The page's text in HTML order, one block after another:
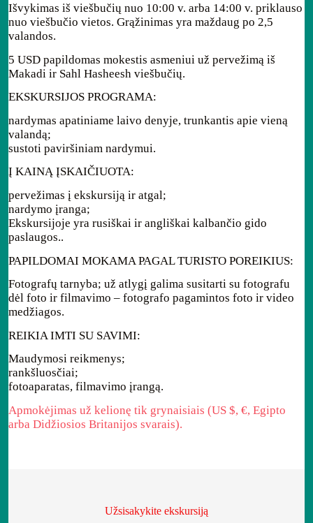
Išvykimas iš viešbučių nuo 10:00 v. arba 14:00 v. priklauso
nuo viešbučio vietos. Grąžinimas yra maždaug po 2,5
valandos.
5 USD papildomas mokestis asmeniui už pervežimą iš
Makadi ir Sahl Hasheesh viešbučių.
EKSKURSIJOS PROGRAMA:
nardymas apatiniame laivo denyje, trunkantis apie vieną
valandą;
sustoti paviršiniam nardymui.
Į KAINĄ ĮSKAIČIUOTA:
pervežimas į ekskursiją ir atgal;
nardymo įranga;
Ekskursijoje yra rusiškai ir angliškai kalbančio gido
paslaugos..
PAPILDOMAI MOKAMA PAGAL TURISTO POREIKIUS:
Fotografų tarnyba; už atlygį galima susitarti su fotografu
dėl foto ir filmavimo – fotografo pagamintos foto ir video
medžiagos.
REIKIA IMTI SU SAVIMI:
Maudymosi reikmenys;
rankšluosčiai;
fotoaparatas, filmavimo įrangą.
Apmokėjimas už kelionę tik grynaisiais (US $, €, Egipto
arba Didžiosios Britanijos svarais).
Užsisakykite ekskursiją